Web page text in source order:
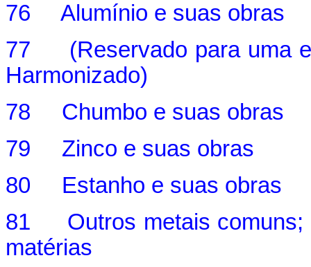
76 Alumínio e suas obras
77 (Reservado para uma
Harmonizado)
78 Chumbo e suas obras
79 Zinco e suas obras
80 Estanho e suas obras
81 Outros metais comuns;
matérias